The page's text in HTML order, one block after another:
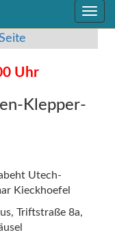
Uhr
Klepper-
Utech-
Kieckhoefel
Triftstraße 8a,